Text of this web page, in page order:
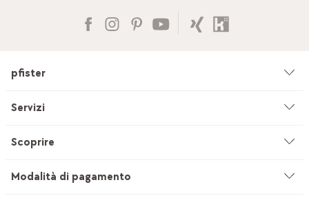
pfister
Azienda
Servizi
Consulenza
Scoprire
Studio di cucine
Modalità di pagamento